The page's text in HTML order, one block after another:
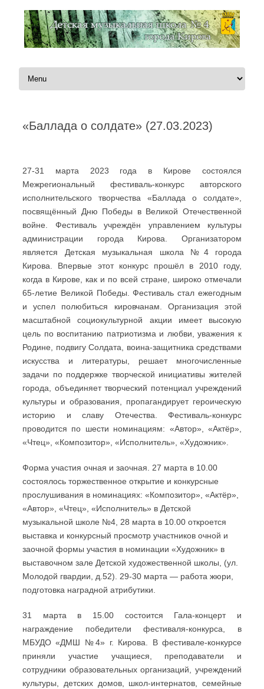
Перейти к содержимому
«Баллада о солдате» (27.03.2023)
27-31 марта 2023 года в Кирове состоялся
Межрегиональный фестиваль-конкурс авторского
исполнительского творчества «Баллада о солдате»,
посвящённый Дню Победы в Великой Отечественной
войне. Фестиваль учреждён управлением культуры
администрации города Кирова. Организатором
является Детская музыкальная школа №4 города
Кирова. Впервые этот конкурс прошёл в 2010 году,
когда в Кирове, как и по всей стране, широко отмечали
65-летие Великой Победы. Фестиваль стал ежегодным
и успел полюбиться кировчанам. Организация этой
масштабной социокультурной акции имеет высокую
цель по воспитанию патриотизма и любви, уважения к
Родине, подвигу Солдата, воина-защитника средствами
искусства и литературы, решает многочисленные
задачи по поддержке творческой инициативы жителей
города, объединяет творческий потенциал учреждений
культуры и образования, пропагандирует героическую
историю и славу Отечества. Фестиваль-конкурс
проводится по шести номинациям: «Автор», «Актёр»,
«Чтец», «Композитор», «Исполнитель», «Художник».
Форма участия очная и заочная. 27 марта в 10.00
состоялось торжественное открытие и конкурсные
прослушивания в номинациях: «Композитор», «Актёр»,
«Автор», «Чтец», «Исполнитель» в Детской
музыкальной школе №4, 28 марта в 10.00 откроется
выставка и конкурсный просмотр участников очной и
заочной формы участия в номинации «Художник» в
выставочном зале Детской художественной школы, (ул.
Молодой гвардии, д.52). 29-30 марта — работа жюри,
подготовка наградной атрибутики.
31 марта в 15.00 состоится Гала-концерт и
награждение победители фестиваля-конкурса, в
МБУДО «ДМШ №4» г. Кирова. В фестивале-конкурсе
приняли участие учащиеся, преподаватели и
сотрудники образовательных организаций, учреждений
культуры, детских домов, школ-интернатов, семейные